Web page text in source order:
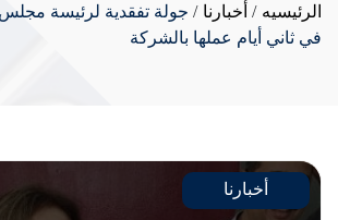
الرئيسيه / أخبارنا / جولة تفقدية لرئيسة مجلس
في ثاني أيام عملها بالشركة
أخبارنا